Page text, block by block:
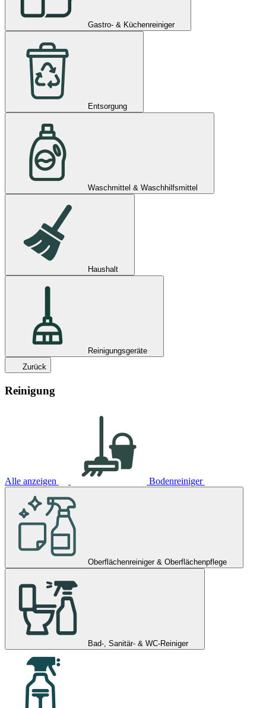
Gastro- & Küchenreiniger
Entsorgung
Waschmittel & Waschhilfsmittel
Haushalt
Reinigungsgeräte
Zurück
Reinigung
Alle anzeigen Bodenreiniger
Oberflächenreiniger & Oberflächenpflege
Bad-, Sanitär- & WC-Reiniger